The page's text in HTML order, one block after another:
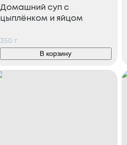
Домашний суп с
цыплёнком и яйцом
350 г
В корзину